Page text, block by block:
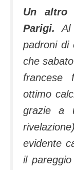
Un altro
Parigi.
padroni di
che
francese
ottimo
grazie a
evidente
il